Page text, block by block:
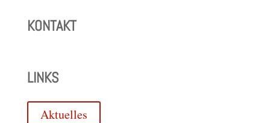
KONTAKT
LINKS
Aktuelles